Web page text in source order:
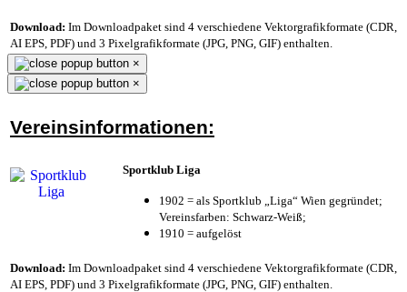
Download: Im Downloadpaket sind 4 verschiedene Vektorgrafikformate (CDR,
AI EPS, PDF) und 3 Pixelgrafikformate (JPG, PNG, GIF) enthalten.
×
×
Vereinsinformationen:
Sportklub Liga
1902 = als Sportklub „Liga“ Wien gegründet;
Vereinsfarben: Schwarz-Weiß;
1910 = aufgelöst
Download: Im Downloadpaket sind 4 verschiedene Vektorgrafikformate (CDR,
AI EPS, PDF) und 3 Pixelgrafikformate (JPG, PNG, GIF) enthalten.